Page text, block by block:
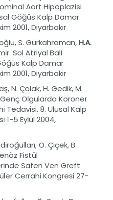
Aort Hipoplazisi
Göğüs Kalp Damar
2001, Diyarbakır
S. Gürkahraman,H.A.
Sol Atriyal BalI
Kalp Damar
2001, Diyarbakır
N. Çolak, H. Gedik, M.
Genç Olgularda Koroner
Tedavisi. 8. Ulusal Kalp
1-5 Eylül 2004,
Ö. Çiçek, B.
Fistül
Safen Ven Greft
Cerrahi Kongresi 27-